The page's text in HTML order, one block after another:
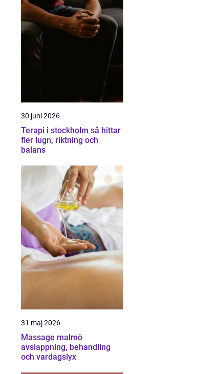
30 juni 2026
Terapi i stockholm så hittar
fler lugn, riktning och
balans
31 maj 2026
Massage malmö
avslappning, behandling
och vardagslyx